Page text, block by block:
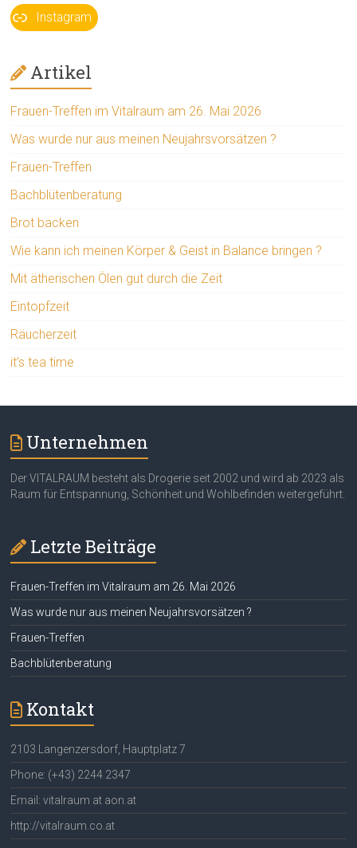
Instagram
Artikel
Frauen-Treffen im Vitalraum am 26. Mai 2026
Was wurde nur aus meinen Neujahrsvorsätzen ?
Frauen-Treffen
Bachblütenberatung
Brot backen
Wie kann ich meinen Körper & Geist in Balance bringen ?
Mit ätherischen Ölen gut durch die Zeit
Eintopfzeit
Räucherzeit
it’s tea time
Unternehmen
Der VITALRAUM besteht als Drogerie seit 2002 und wird ab 2023 als
Raum für Entspannung, Schönheit und Wohlbefinden weitergeführt.
Letzte Beiträge
Frauen-Treffen im Vitalraum am 26. Mai 2026
Was wurde nur aus meinen Neujahrsvorsätzen ?
Frauen-Treffen
Bachblütenberatung
Kontakt
2103 Langenzersdorf, Hauptplatz 7
Phone: (+43) 2244 2347
Email: vitalraum at aon.at
http://vitalraum.co.at